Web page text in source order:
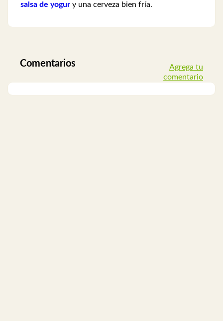
salsa de yogur y una cerveza bien fría.
Comentarios
Agrega tu
comentario